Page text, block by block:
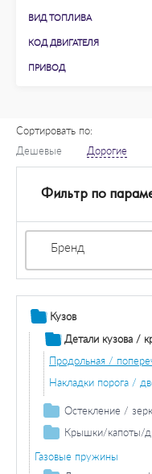
ВИД ТОПЛИВА
КОД ДВИГАТЕЛЯ
ПРИВОД
Сортировать по:
Дешевые
Дорогие
Фильтр по
Бренд
Кузов
Детали кузова /
Продольная /
Накладки порога /
Остекление /
Зеркала
Крышки/капоты/
Двери /
Газовые пружины